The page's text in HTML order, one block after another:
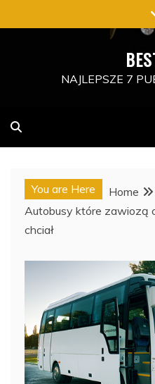
to
NAJLEPSZE 7
You are Here Home
Autobusy które zawiozą
chciał